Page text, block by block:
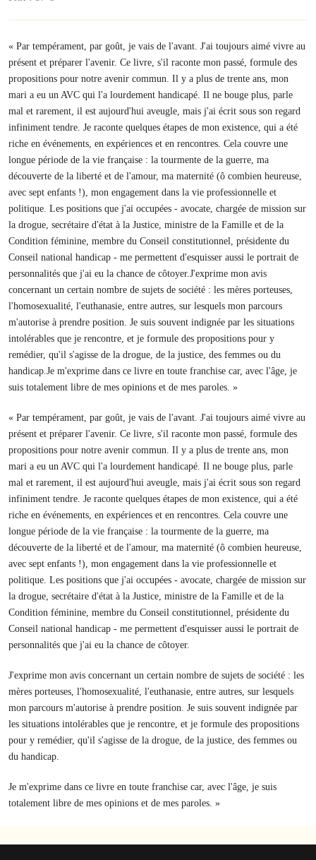
« Par tempérament, par goût, je vais de l'avant. J'ai toujours aimé vivre au
présent et préparer l'avenir. Ce livre, s'il raconte mon passé, formule des
propositions pour notre avenir commun. Il y a plus de trente ans, mon
mari a eu un AVC qui l'a lourdement handicapé. Il ne bouge plus, parle
mal et rarement, il est aujourd'hui aveugle, mais j'ai écrit sous son regard
infiniment tendre. Je raconte quelques étapes de mon existence, qui a été
riche en événements, en expériences et en rencontres. Cela couvre une
longue période de la vie française : la tourmente de la guerre, ma
découverte de la liberté et de l'amour, ma maternité (ô combien heureuse,
avec sept enfants !), mon engagement dans la vie professionnelle et
politique. Les positions que j'ai occupées - avocate, chargée de mission sur
la drogue, secrétaire d'état à la Justice, ministre de la Famille et de la
Condition féminine, membre du Conseil constitutionnel, présidente du
Conseil national handicap - me permettent d'esquisser aussi le portrait de
personnalités que j'ai eu la chance de côtoyer.J'exprime mon avis
concernant un certain nombre de sujets de société : les mères porteuses,
l'homosexualité, l'euthanasie, entre autres, sur lesquels mon parcours
m'autorise à prendre position. Je suis souvent indignée par les situations
intolérables que je rencontre, et je formule des propositions pour y
remédier, qu'il s'agisse de la drogue, de la justice, des femmes ou du
handicap.Je m'exprime dans ce livre en toute franchise car, avec l'âge, je
suis totalement libre de mes opinions et de mes paroles. »
« Par tempérament, par goût, je vais de l'avant. J'ai toujours aimé vivre au
présent et préparer l'avenir. Ce livre, s'il raconte mon passé, formule des
propositions pour notre avenir commun. Il y a plus de trente ans, mon
mari a eu un AVC qui l'a lourdement handicapé. Il ne bouge plus, parle
mal et rarement, il est aujourd'hui aveugle, mais j'ai écrit sous son regard
infiniment tendre. Je raconte quelques étapes de mon existence, qui a été
riche en événements, en expériences et en rencontres. Cela couvre une
longue période de la vie française : la tourmente de la guerre, ma
découverte de la liberté et de l'amour, ma maternité (ô combien heureuse,
avec sept enfants !), mon engagement dans la vie professionnelle et
politique. Les positions que j'ai occupées - avocate, chargée de mission sur
la drogue, secrétaire d'état à la Justice, ministre de la Famille et de la
Condition féminine, membre du Conseil constitutionnel, présidente du
Conseil national handicap - me permettent d'esquisser aussi le portrait de
personnalités que j'ai eu la chance de côtoyer.
J'exprime mon avis concernant un certain nombre de sujets de société : les
mères porteuses, l'homosexualité, l'euthanasie, entre autres, sur lesquels
mon parcours m'autorise à prendre position. Je suis souvent indignée par
les situations intolérables que je rencontre, et je formule des propositions
pour y remédier, qu'il s'agisse de la drogue, de la justice, des femmes ou
du handicap.
Je m'exprime dans ce livre en toute franchise car, avec l'âge, je suis
totalement libre de mes opinions et de mes paroles. »